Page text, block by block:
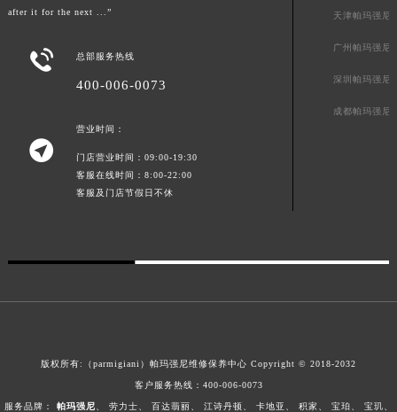
after it for the next ...”
 总部服务热线
400-006-0073

营业时间：
门店营业时间：09:00-19:30
客服在线时间：8:00-22:00
客服及门店节假日不休
天津帕玛强尼
广州帕玛强尼
深圳帕玛强尼
成都帕玛强尼
版权所有:（parmigiani）帕玛强尼维修保养中心 Copyright © 2018-2032
客户服务热线： 400-006-0073
服务品牌： 帕玛强尼 劳力士 百达翡丽 江诗丹顿 卡地亚 积家 宝珀 宝玑